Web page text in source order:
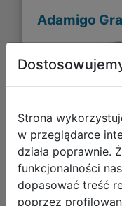
Adamigo
Strona
w przeglądarce
działa poprawnie.
funkcjonalności
dopasować treść
poprzez